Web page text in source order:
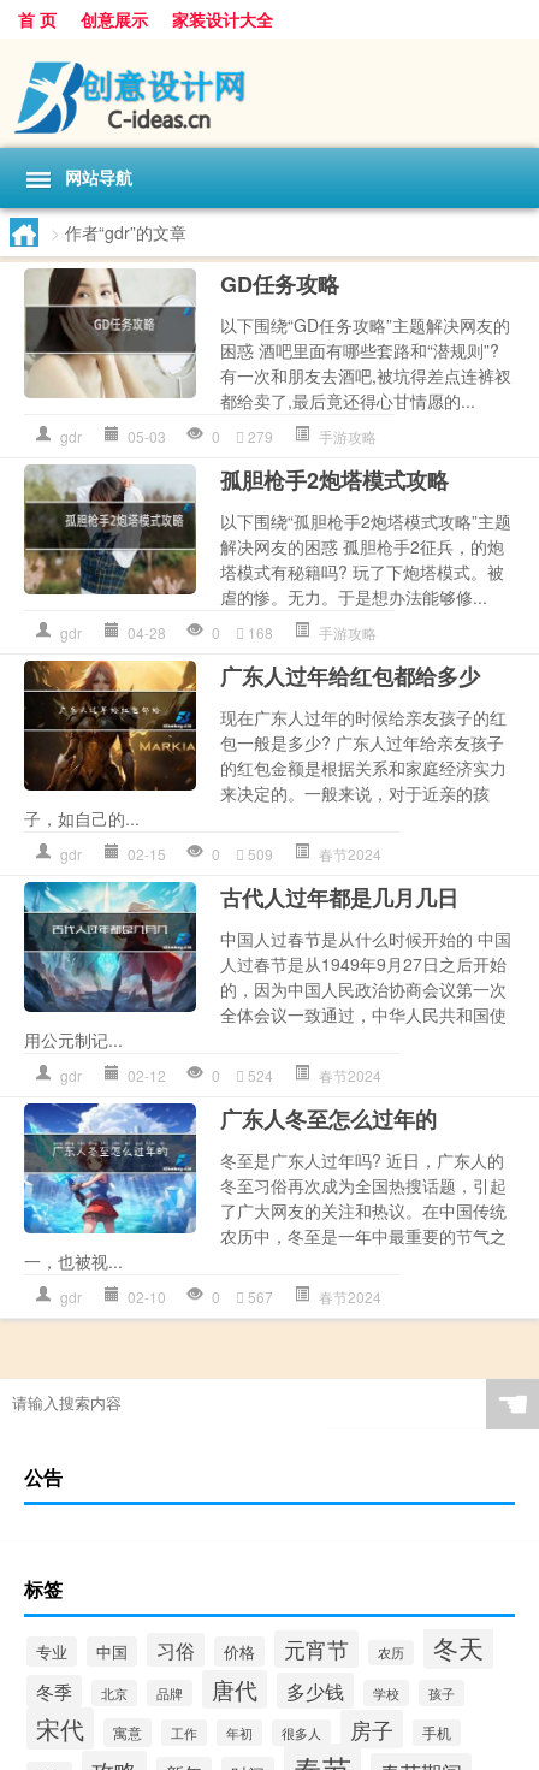
首 页 创意展示 家装设计大全
网站导航
> 作者“gdr”的文章
GD任务攻略
以下围绕“GD任务攻略”主题解决网友的
困惑 酒吧里面有哪些套路和“潜规则”?
有一次和朋友去酒吧,被坑得差点连裤衩
都给卖了,最后竟还得心甘情愿的...
gdr 05-03 0 279 手游攻略
孤胆枪手2炮塔模式攻略
以下围绕“孤胆枪手2炮塔模式攻略”主题
解决网友的困惑 孤胆枪手2征兵，的炮
塔模式有秘籍吗? 玩了下炮塔模式。被
虐的惨。无力。于是想办法能够修...
gdr 04-28 0 168 手游攻略
广东人过年给红包都给多少
现在广东人过年的时候给亲友孩子的红
包一般是多少? 广东人过年给亲友孩子
的红包金额是根据关系和家庭经济实力
来决定的。一般来说，对于近亲的孩
子，如自己的...
gdr 02-15 0 509 春节2024
古代人过年都是几月几日
中国人过春节是从什么时候开始的 中国
人过春节是从1949年9月27日之后开始
的，因为中国人民政治协商会议第一次
全体会议一致通过，中华人民共和国使
用公元制记...
gdr 02-12 0 524 春节2024
广东人冬至怎么过年的
冬至是广东人过年吗? 近日，广东人的
冬至习俗再次成为全国热搜话题，引起
了广大网友的关注和热议。在中国传统
农历中，冬至是一年中最重要的节气之
一，也被视...
gdr 02-10 0 567 春节2024
☚
公告
标签
专业 中国 习俗 价格 元宵节 农历 冬天
冬季 北京 品牌 唐代 多少钱 学校 孩子
宋代 寓意 工作 年初 很多人 房子 手机